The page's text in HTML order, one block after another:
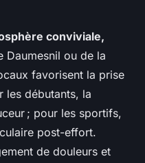
conviviale,
Daumesnil ou de la
favorisent la prise
les débutants, la
; pour les sportifs,
post-effort.
de douleurs et